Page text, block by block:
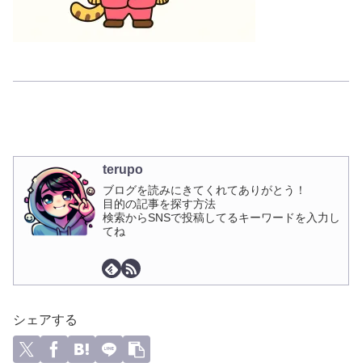
terupo
ブログを読みにきてくれてありがとう！
目的の記事を探す方法
検索からSNSで投稿してるキーワードを入力し
てね
シェアする